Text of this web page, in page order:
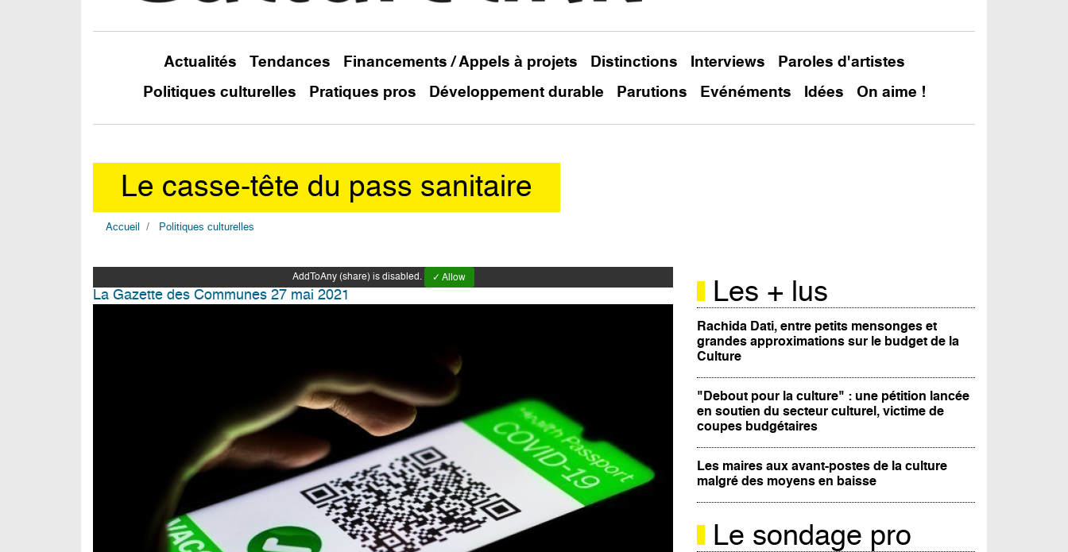
Actualités Tendances Financements / Appels à projets Distinctions Interviews
Paroles d'artistes
Politiques culturelles
Pratiques pros Développement durable Parutions Evénéments Idées On aime !
Le casse-tête du pass sanitaire
Accueil Politiques culturelles
AddToAny (share) is disabled. ✓ Allow
La Gazette des Communes 27 mai 2021 Les + lus
Rachida Dati, entre petits mensonges et
grandes approximations sur le budget de la
Culture
"Debout pour la culture" : une pétition lancée
en soutien du secteur culturel, victime de
coupes budgétaires
Les maires aux avant-postes de la culture
malgré des moyens en baisse
Le sondage pro